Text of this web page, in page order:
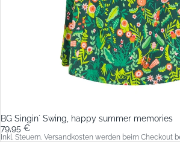
BG Singin´ Swing, happy summer memories
79,95 €
Inkl. Steuern. Versandkosten werden beim Checkout